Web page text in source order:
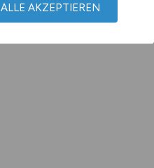
ALLE AKZEPTIEREN